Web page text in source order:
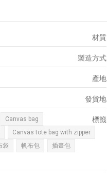
材質
製造方式
產地
發貨地
標籤
Canvas bag
Canvas tote bag with zipper
袋 帆布包
插畫包